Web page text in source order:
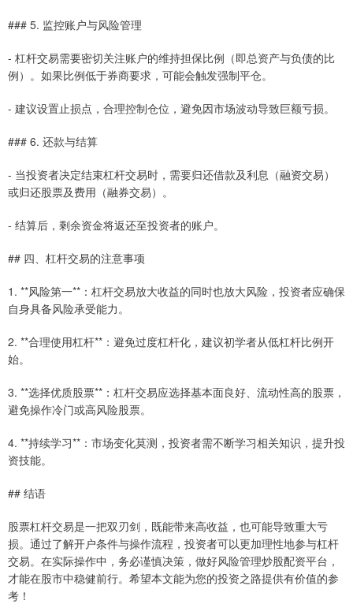
### 5. 监控账户与风险管理
- 杠杆交易需要密切关注账户的维持担保比例（即总资产与负债的比
例）。如果比例低于券商要求，可能会触发强制平仓。
- 建议设置止损点，合理控制仓位，避免因市场波动导致巨额亏损。
### 6. 还款与结算
- 当投资者决定结束杠杆交易时，需要归还借款及利息（融资交易）
或归还股票及费用（融券交易）。
- 结算后，剩余资金将返还至投资者的账户。
## 四、杠杆交易的注意事项
1. **风险第一**：杠杆交易放大收益的同时也放大风险，投资者应确保
自身具备风险承受能力。
2. **合理使用杠杆**：避免过度杠杆化，建议初学者从低杠杆比例开
始。
3. **选择优质股票**：杠杆交易应选择基本面良好、流动性高的股票，
避免操作冷门或高风险股票。
4. **持续学习**：市场变化莫测，投资者需不断学习相关知识，提升投
资技能。
## 结语
股票杠杆交易是一把双刃剑，既能带来高收益，也可能导致重大亏
损。通过了解开户条件与操作流程，投资者可以更加理性地参与杠杆
交易。在实际操作中，务必谨慎决策，做好风险管理炒股配资平台，
才能在股市中稳健前行。希望本文能为您的投资之路提供有价值的参
考！